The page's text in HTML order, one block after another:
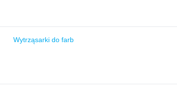
Wytrząsarki do farb